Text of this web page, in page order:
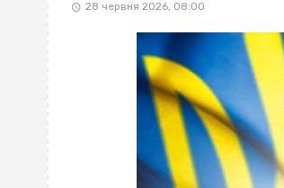
28 червня 2026, 08:00